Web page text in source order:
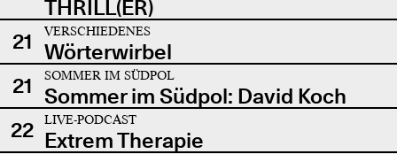
THRILL(ER)
21
VERSCHIEDENES
Wörterwirbel
21
SOMMER IM SÜDPOL
Sommer im Südpol: David Koch
22
LIVE-PODCAST
Extrem Therapie